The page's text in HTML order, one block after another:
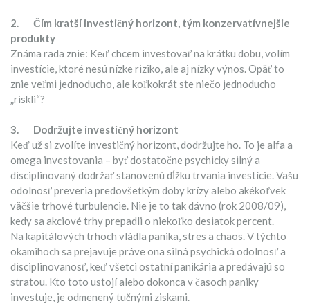
2. Čím kratší investičný horizont, tým konzervatívnejšie
produkty
Známa rada znie: Keď chcem investovať na krátku dobu, volím
investície, ktoré nesú nízke riziko, ale aj nízky výnos. Opäť to
znie veľmi jednoducho, ale koľkokrát ste niečo jednoducho
„riskli“?
3. Dodržujte investičný horizont
Keď už si zvolíte investičný horizont, dodržujte ho. To je alfa a
omega investovania – byť dostatočne psychicky silný a
disciplinovaný dodržať stanovenú dĺžku trvania investície. Vašu
odolnosť preveria predovšetkým doby krízy alebo akékoľvek
väčšie trhové turbulencie. Nie je to tak dávno (rok 2008/09),
kedy sa akciové trhy prepadli o niekoľko desiatok percent.
Na kapitálových trhoch vládla panika, stres a chaos. V týchto
okamihoch sa prejavuje práve ona silná psychická odolnosť a
disciplinovanosť, keď všetci ostatní panikária a predávajú so
stratou. Kto toto ustojí alebo dokonca v časoch paniky
investuje, je odmenený tučnými ziskami.